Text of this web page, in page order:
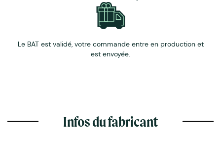
Le BAT est validé, votre commande entre en production et
est envoyée.
Infos du fabricant